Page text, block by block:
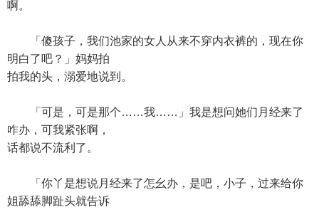
啊。
「傻孩子，我们池家的女人从来不穿内衣裤的，现在你
明白了吧？」妈妈拍
拍我的头，溺爱地说到。
「可是，可是那个……我……」我是想问她们月经来了
咋办，可我紧张啊，
话都说不流利了。
「你丫是想说月经来了怎幺办，是吧，小子，过来给你
姐舔舔脚趾头就告诉